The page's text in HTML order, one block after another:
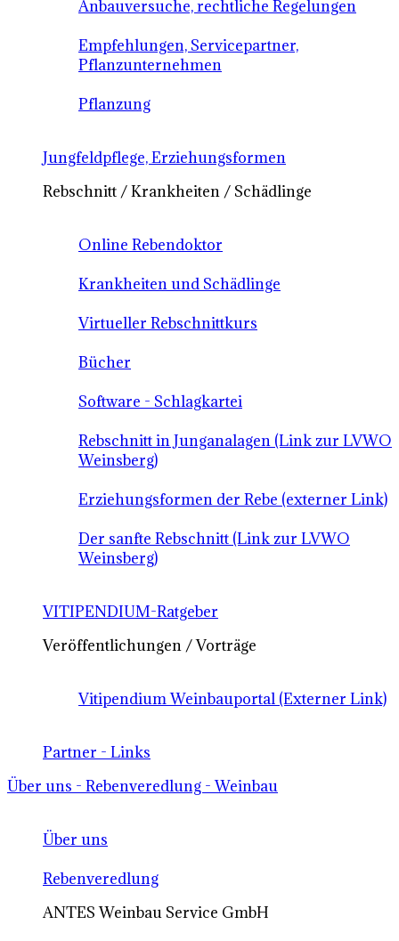
Anbauversuche, rechtliche Regelungen
Empfehlungen, Servicepartner,
Pflanzunternehmen
Pflanzung
Jungfeldpflege, Erziehungsformen
Rebschnitt / Krankheiten / Schädlinge
Online Rebendoktor
Krankheiten und Schädlinge
Virtueller Rebschnittkurs
Bücher
Software - Schlagkartei
Rebschnitt in Junganalagen (Link zur LVWO
Weinsberg)
Erziehungsformen der Rebe (externer Link)
Der sanfte Rebschnitt (Link zur LVWO
Weinsberg)
VITIPENDIUM-Ratgeber
Veröffentlichungen / Vorträge
Vitipendium Weinbauportal (Externer Link)
Partner - Links
Über uns - Rebenveredlung - Weinbau
Über uns
Rebenveredlung
ANTES Weinbau Service GmbH